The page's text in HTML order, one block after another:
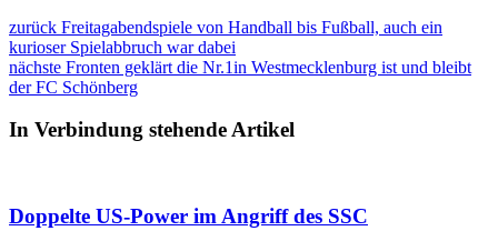
zurück Freitagabendspiele von Handball bis Fußball, auch ein
kurioser Spielabbruch war dabei
nächste Fronten geklärt die Nr.1in Westmecklenburg ist und bleibt
der FC Schönberg
In Verbindung stehende Artikel
Doppelte US-Power im Angriff des SSC